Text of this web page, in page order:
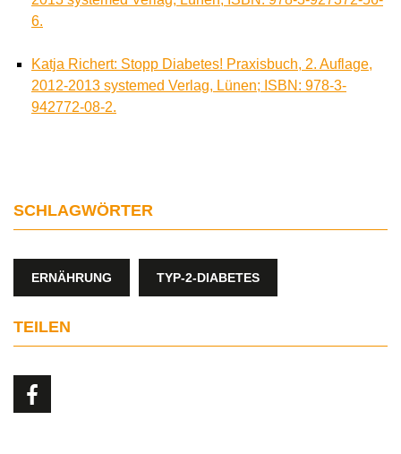
6.
Katja Richert: Stopp Diabetes! Praxisbuch, 2. Auflage,
2012-2013 systemed Verlag, Lünen; ISBN: 978-3-
942772-08-2.
SCHLAGWÖRTER
ERNÄHRUNG TYP-2-DIABETES
TEILEN